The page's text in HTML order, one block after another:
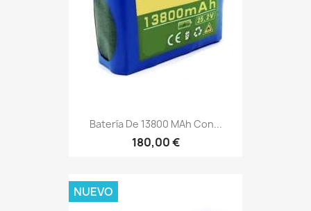
Batería De 13800 MAh Con...
180,00 €
NUEVO